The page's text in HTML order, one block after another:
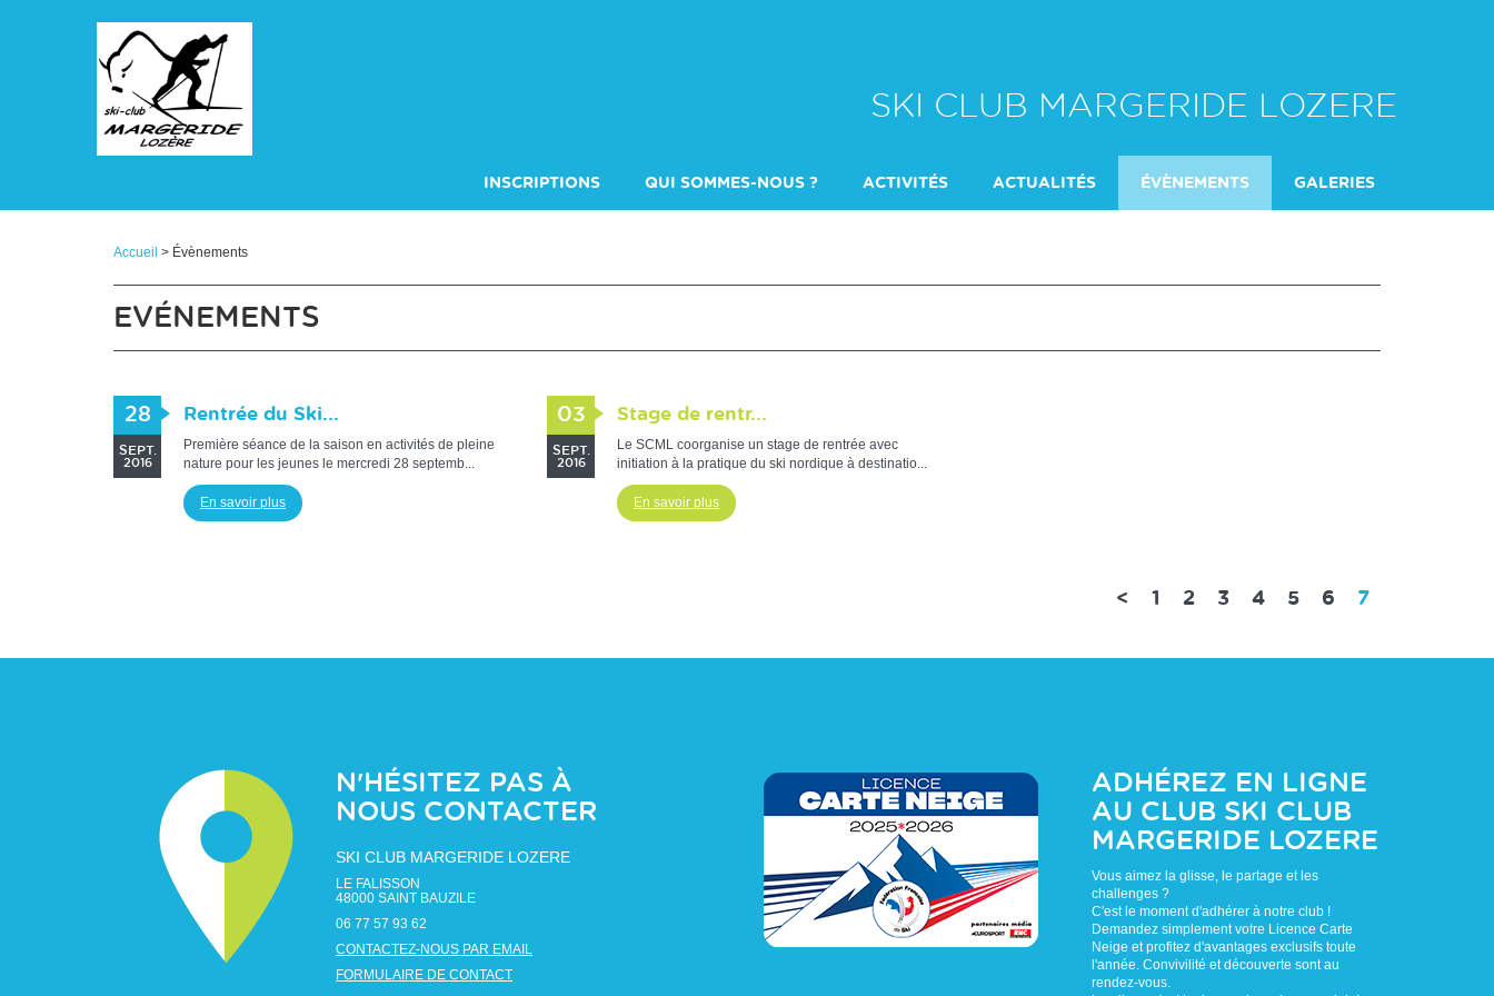
SKI CLUB MARGERIDE LOZERE
INSCRIPTIONS QUI SOMMES-NOUS ? ACTIVITÉS ACTUALITÉS ÉVÈNEMENTS GALERIES
Accueil > Évènements
EVÉNEMENTS
28
SEPT.
2016
Rentrée du Ski...
Première séance de la saison en activités de pleine
nature pour les jeunes le mercredi 28 septemb...
En savoir plus
03
SEPT.
2016
Stage de rentr...
Le SCML coorganise un stage de rentrée avec
initiation à la pratique du ski nordique à destinatio...
En savoir plus
< 1 2 3 4 5 6 7(current)
N'HÉSITEZ PAS À
NOUS CONTACTER
SKI CLUB MARGERIDE LOZERE
LE FALISSON
48000 SAINT BAUZILE
06 77 57 93 62
CONTACTEZ-NOUS PAR EMAIL
FORMULAIRE DE CONTACT
ADHÉREZ EN LIGNE
AU CLUB SKI CLUB
MARGERIDE LOZERE
Vous aimez la glisse, le partage et les
challenges ?
C'est le moment d'adhérer à notre club !
Demandez simplement votre Licence Carte
Neige et profitez d'avantages exclusifs toute
l'année. Convivilité et découverte sont au
rendez-vous.